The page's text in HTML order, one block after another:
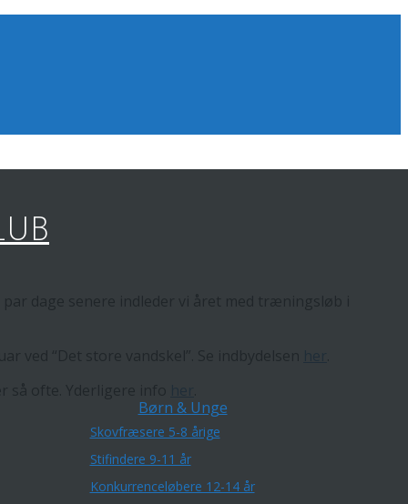
Børn & Unge
Skovfræsere 5-8 årige
Stifindere 9-11 år
Konkurrenceløbere 12-14 år
ved “Det store vandskel”. Se indbydelsen
ofte. Yderligere info